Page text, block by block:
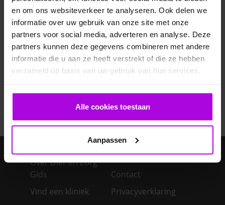
en om ons websiteverkeer te analyseren. Ook delen we
informatie over uw gebruik van onze site met onze
partners voor social media, adverteren en analyse. Deze
partners kunnen deze gegevens combineren met andere
informatie die u aan ze heeft verstrekt of die ze hebben
verzameld op basis van uw gebruik van hun services.
Alle cookies toestaan
Aanpassen
Ontwormen pup
Bloedonderzoek bij hond en kat
Je cavia verzorgen
Een konijn in huis – advies over de verzorging
Over Dier en Zorg
Gids
Contact
Vind een kliniek
Privacyverklaring